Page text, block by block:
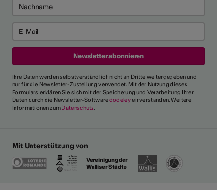
Ihre Daten werden selbstverständlich nicht an Dritte weitergegeben und
nur für die Newsletter-Zustellung verwendet. Mit der Nutzung dieses
Formulars erklären Sie sich mit der Speicherung und Verarbeitung Ihrer
Daten durch die Newsletter-Software dodeleyeinverstanden. Weitere
Informationen zum Datenschutz.
Mit Unterstützung von
Vereinigung der
Walliser Städte